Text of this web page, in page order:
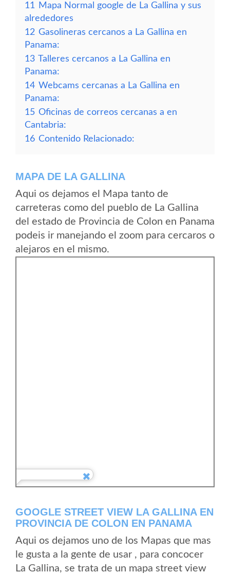
11
Mapa Normal google de La Gallina y sus
alrededores
12 Gasolineras cercanos a La Gallina en
Panama:
13 Talleres cercanos a La Gallina en
Panama:
14 Webcams cercanas a La Gallina en
Panama:
15 Oficinas de correos cercanas a en
Cantabria:
16 Contenido Relacionado:
MAPA DE LA GALLINA
Aqui os dejamos el Mapa tanto de
carreteras como del pueblo de La Gallina
del estado de Provincia de Colon en Panama
podeis ir manejando el zoom para cercaros o
alejaros en el mismo.
GOOGLE STREET VIEW LA GALLINA EN
PROVINCIA DE COLON EN PANAMA
Aqui os dejamos uno de los Mapas que mas
le gusta a la gente de usar , para concocer
La Gallina, se trata de un mapa street view